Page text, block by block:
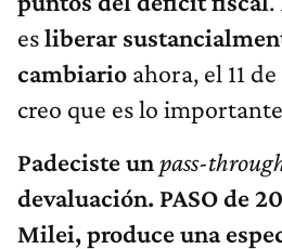
esliberar
cambiario ahora, el 11
creo que es lo
Padeciste unpass-
devaluación. PASO de
Milei, produce una